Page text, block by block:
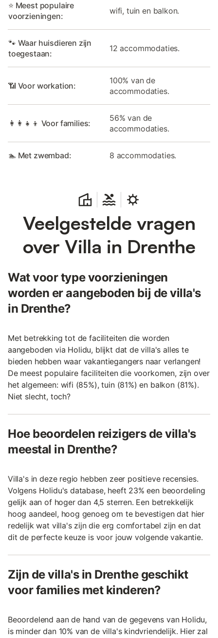
⭐ Meest populaire
voorzieningen:
wifi, tuin en balkon.
🐾 Waar huisdieren zijn
toegestaan:
12 accommodaties.
📶 Voor workation:
100% van de
accommodaties.
👩‍👩‍👧‍👦 Voor families:
56% van de
accommodaties.
🏊 Met zwembad: 8 accommodaties.
Veelgestelde vragen
over Villa in Drenthe
Wat voor type voorzieningen
worden er aangeboden bij de villa's
in Drenthe?
Met betrekking tot de faciliteiten die worden
aangeboden via Holidu, blijkt dat de villa's alles te
bieden hebben waar vakantiegangers naar verlangen!
De meest populaire faciliteiten die voorkomen, zijn over
het algemeen: wifi (85%), tuin (81%) en balkon (81%).
Niet slecht, toch?
Hoe beoordelen reizigers de villa's
meestal in Drenthe?
Villa's in deze regio hebben zeer positieve recensies.
Volgens Holidu's database, heeft 23% een beoordeling
gelijk aan of hoger dan 4,5 sterren. Een betrekkelijk
hoog aandeel, hoog genoeg om te bevestigen dat hier
redelijk wat villa's zijn die erg comfortabel zijn en dat
dit de perfecte keuze is voor jouw volgende vakantie.
Zijn de villa's in Drenthe geschikt
voor families met kinderen?
Beoordelend aan de hand van de gegevens van Holidu,
is minder dan 10% van de villa's kindvriendelijk. Hier zal